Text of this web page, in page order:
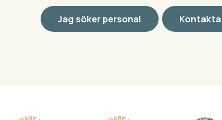
Jag söker personal